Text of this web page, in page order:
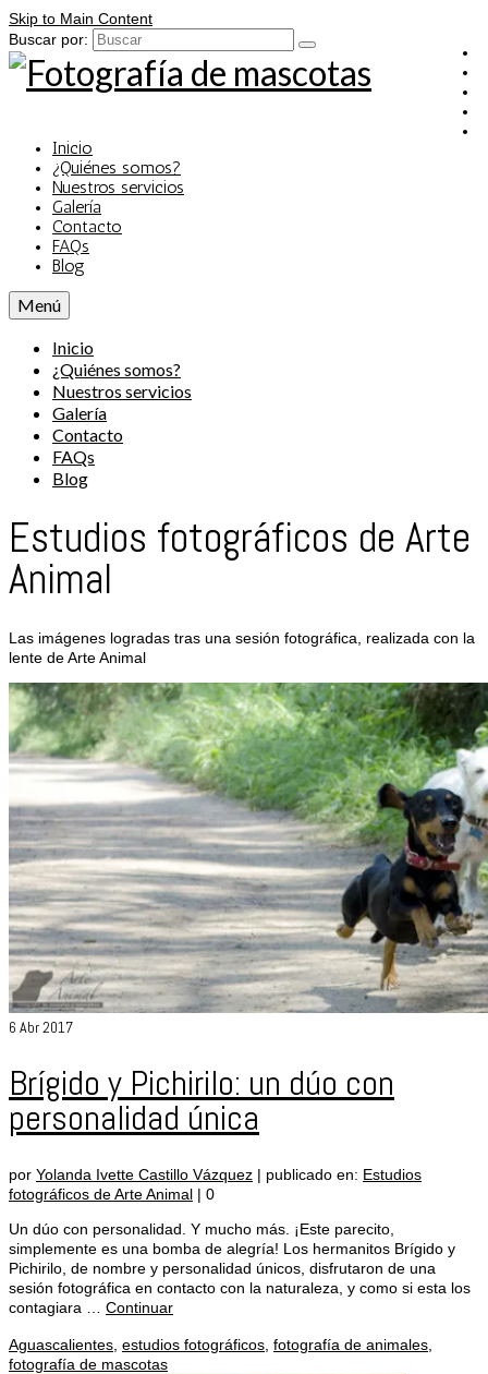
Skip to Main Content
Buscar por:
Inicio
¿Quiénes somos?
Nuestros servicios
Galería
Contacto
FAQs
Blog
Menú
Inicio
¿Quiénes somos?
Nuestros servicios
Galería
Contacto
FAQs
Blog
Estudios fotográficos de Arte
Animal
Las imágenes logradas tras una sesión fotográfica, realizada con la
lente de Arte Animal
6 Abr 2017
Brígido y Pichirilo: un dúo con
personalidad única
por Yolanda Ivette Castillo Vázquez | publicado en: Estudios
fotográficos de Arte Animal | 0
Un dúo con personalidad. Y mucho más. ¡Este parecito,
simplemente es una bomba de alegría! Los hermanitos Brígido y
Pichirilo, de nombre y personalidad únicos, disfrutaron de una
sesión fotográfica en contacto con la naturaleza, y como si esta los
contagiara … Continuar
Aguascalientes estudios fotográficos fotografía de animales
fotografía de mascotas